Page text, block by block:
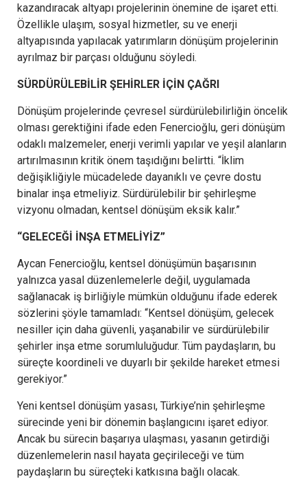
kazandıracak altyapı projelerinin önemine de işaret etti.
Özellikle ulaşım, sosyal hizmetler, su ve enerji
altyapısında yapılacak yatırımların dönüşüm projelerinin
ayrılmaz bir parçası olduğunu söyledi.
SÜRDÜRÜLEBİLİR ŞEHİRLER İÇİN ÇAĞRI
Dönüşüm projelerinde çevresel sürdürülebilirliğin öncelik
olması gerektiğini ifade eden Fenercioğlu, geri dönüşüm
odaklı malzemeler, enerji verimli yapılar ve yeşil alanların
artırılmasının kritik önem taşıdığını belirtti. “İklim
değişikliğiyle mücadelede dayanıklı ve çevre dostu
binalar inşa etmeliyiz. Sürdürülebilir bir şehirleşme
vizyonu olmadan, kentsel dönüşüm eksik kalır.”
“GELECEĞİ İNŞA ETMELİYİZ”
Aycan Fenercioğlu, kentsel dönüşümün başarısının
yalnızca yasal düzenlemelerle değil, uygulamada
sağlanacak iş birliğiyle mümkün olduğunu ifade ederek
sözlerini şöyle tamamladı: “Kentsel dönüşüm, gelecek
nesiller için daha güvenli, yaşanabilir ve sürdürülebilir
şehirler inşa etme sorumluluğudur. Tüm paydaşların, bu
süreçte koordineli ve duyarlı bir şekilde hareket etmesi
gerekiyor.”
Yeni kentsel dönüşüm yasası, Türkiye’nin şehirleşme
sürecinde yeni bir dönemin başlangıcını işaret ediyor.
Ancak bu sürecin başarıya ulaşması, yasanın getirdiği
düzenlemelerin nasıl hayata geçirileceği ve tüm
paydaşların bu süreçteki katkısına bağlı olacak.